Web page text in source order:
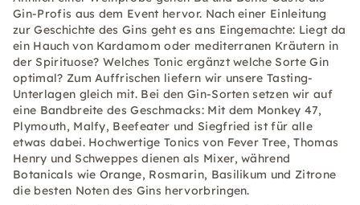
Gin-Profis aus dem Event hervor. Nach einer Einleitung
zur Geschichte des Gins geht es ans Eingemachte: Liegt da
ein Hauch von Kardamom oder mediterranen Kräutern in
der Spirituose? Welches Tonic ergänzt welche Sorte Gin
optimal? Zum Auffrischen liefern wir unsere Tasting-
Unterlagen gleich mit. Bei den Gin-Sorten setzen wir auf
eine Bandbreite des Geschmacks: Mit dem Monkey 47,
Plymouth, Malfy, Beefeater und Siegfried ist für alle
etwas dabei. Hochwertige Tonics von Fever Tree, Thomas
Henry und Schweppes dienen als Mixer, während
Botanicals wie Orange, Rosmarin, Basilikum und Zitrone
die besten Noten des Gins hervorbringen.